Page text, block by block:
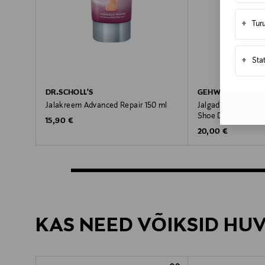
+
+
DR.SCHOLL'S
Jalakreem Advanced Repair 150 ml
Original Price
15,90 €
GEHWOL
Jalgade ja jalatsite
Shoe Deodorant,
Original Price
20,00 €
KAS NEED VÕIKSID